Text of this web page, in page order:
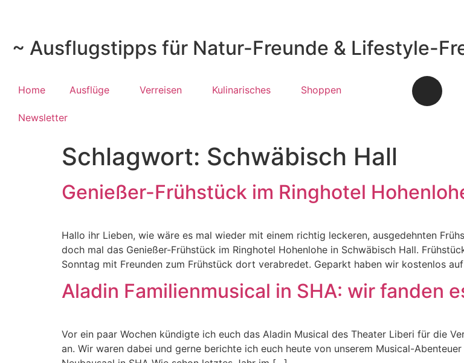
~ Ausflugstipps für Natur-Freunde & Lifestyle-
Home Ausflüge Verreisen Kulinarisches Shoppen
Newsletter
Schlagwort: Schwäbisch Hall
Genießer-Frühstück im Ringhotel
Hallo ihr Lieben, wie wäre es mal wieder mit einem richtig leckeren, ausgedehnten
doch mal das Genießer-Frühstück im Ringhotel Hohenlohe in Schwäbisch Hall.
Sonntag mit Freunden zum Frühstück dort verabredet. Geparkt haben wir kostenlos
Aladin Familienmusical in SHA: wir fanden
Vor ein paar Wochen kündigte ich euch das Aladin Musical des Theater Liberi für die
an. Wir waren dabei und gerne berichte ich euch heute von unserem Musical-